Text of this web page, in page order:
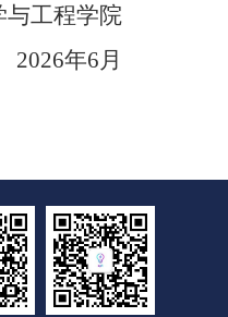
与工程学院
2026年6月